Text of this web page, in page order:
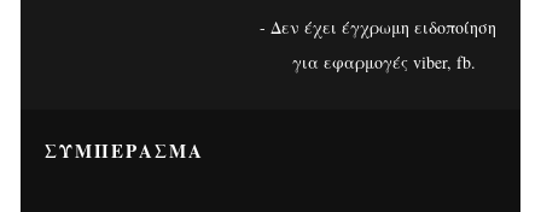
ΣΥΜΠΈΡΑΣΜΑ
Δεν έχει έγχρωμη ειδοποίηση
για εφαρμογές viber, fb.